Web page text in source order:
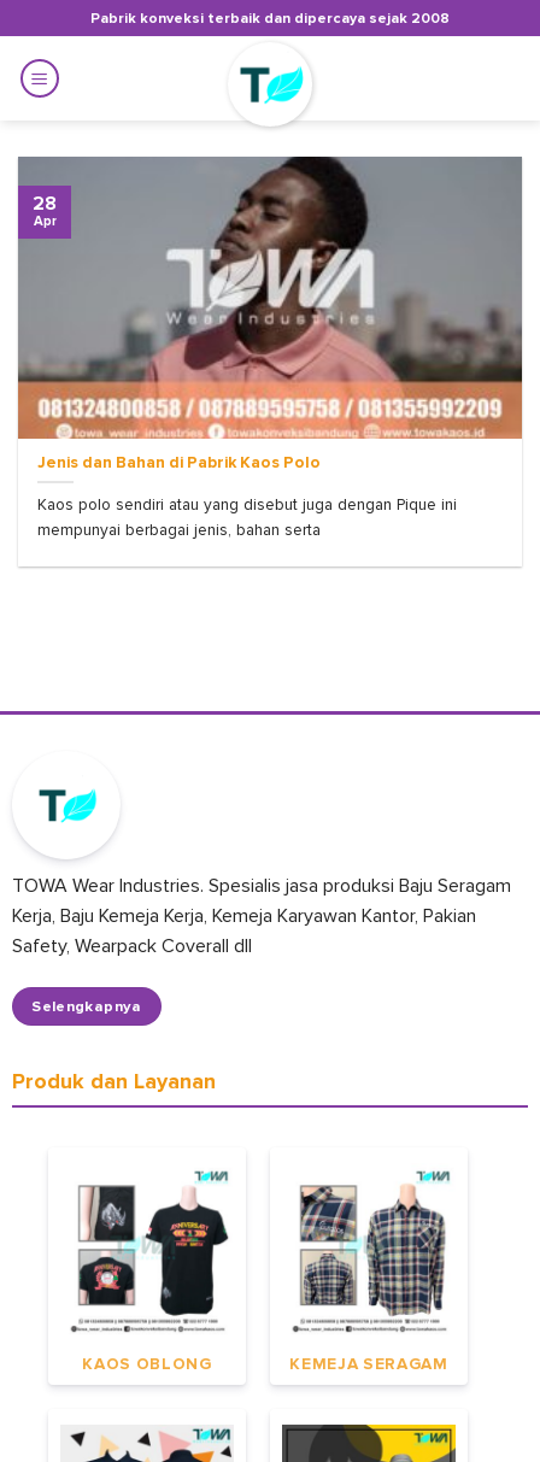
to
content
Pabrik konveksi terbaik dan dipercaya sejak 2008
Jenis dan Bahan di Pabrik Kaos Polo
Kaos polo sendiri atau yang disebut juga dengan Pique ini
mempunyai berbagai jenis, bahan serta
28
Apr
TOWA Wear Industries. Spesialis jasa produksi Baju Seragam
Kerja, Baju Kemeja Kerja, Kemeja Karyawan Kantor, Pakian
Safety, Wearpack Coverall dll
Selengkapnya
Produk dan Layanan
KAOS OBLONG KEMEJA SERAGAM